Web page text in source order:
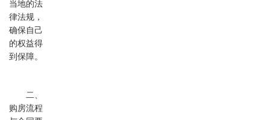
当地的法
律法规，
确保自己
的权益得
到保障。
二、
购房流程